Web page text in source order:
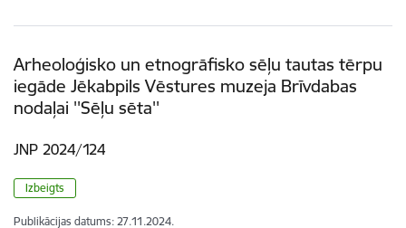
Arheoloģisko un etnogrāfisko sēļu tautas tērpu
iegāde Jēkabpils Vēstures muzeja Brīvdabas
nodaļai ''Sēļu sēta''
JNP 2024/124
Izbeigts
Publikācijas datums: 27.11.2024.